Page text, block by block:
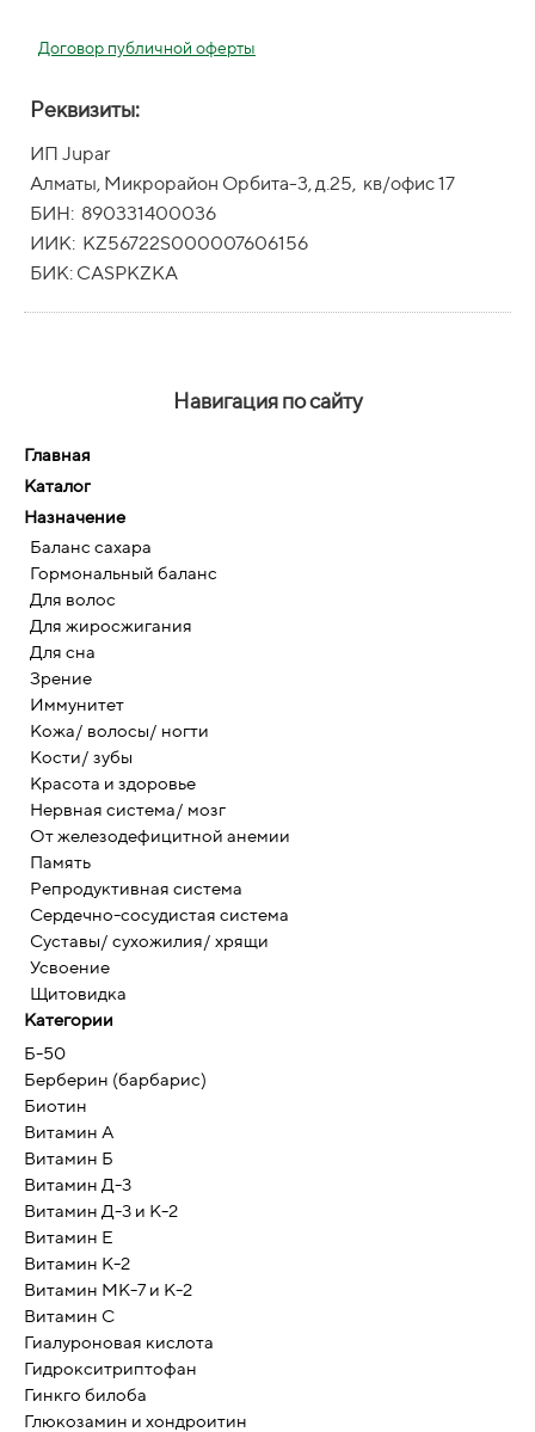
Договор публичной оферты
Реквизиты:
ИП Jupar
Алматы, Микрорайон Орбита-3, д.25, кв/офис 17
БИН: 890331400036
ИИК: KZ56722S000007606156
БИК: CASPKZKA
Навигация по сайту
Главная
Каталог
Назначение
Баланс сахара
Гормональный баланс
Для волос
Для жиросжигания
Для сна
Зрение
Иммунитет
Кожа/ волосы/ ногти
Кости/ зубы
Красота и здоровье
Нервная система/ мозг
От железодефицитной анемии
Память
Репродуктивная система
Сердечно-сосудистая система
Суставы/ сухожилия/ хрящи
Усвоение
Щитовидка
Категории
Б-50
Берберин (барбарис)
Биотин
Витамин А
Витамин Б
Витамин Д-3
Витамин Д-3 и К-2
Витамин Е
Витамин К-2
Витамин МК-7 и К-2
Витамин С
Гиалуроновая кислота
Гидрокситриптофан
Гинкго билоба
Глюкозамин и хондроитин